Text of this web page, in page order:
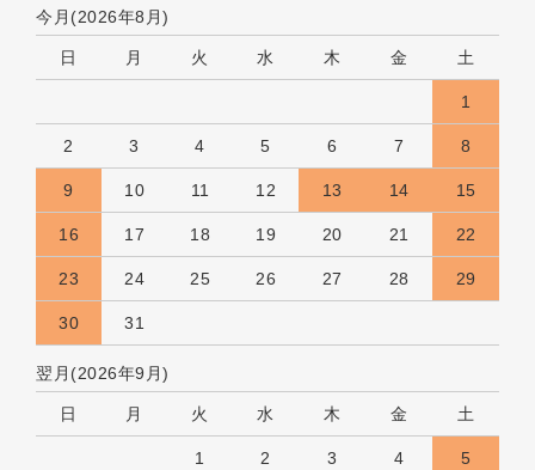
今月(2026年8月)
日 月 火 水 木 金 土
1
2 3 4 5 6 7 8
9 10 11 12 13 14 15
16 17 18 19 20 21 22
23 24 25 26 27 28 29
30 31
翌月(2026年9月)
日 月 火 水 木 金 土
1 2 3 4 5